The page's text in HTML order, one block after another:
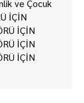
ve Çocuk
İÇİN
İÇİN
İÇİN
İÇİN